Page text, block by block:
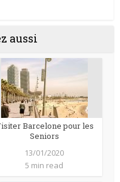
aussi
Barcelone pour les
Seniors
13/01/2020
5 min read